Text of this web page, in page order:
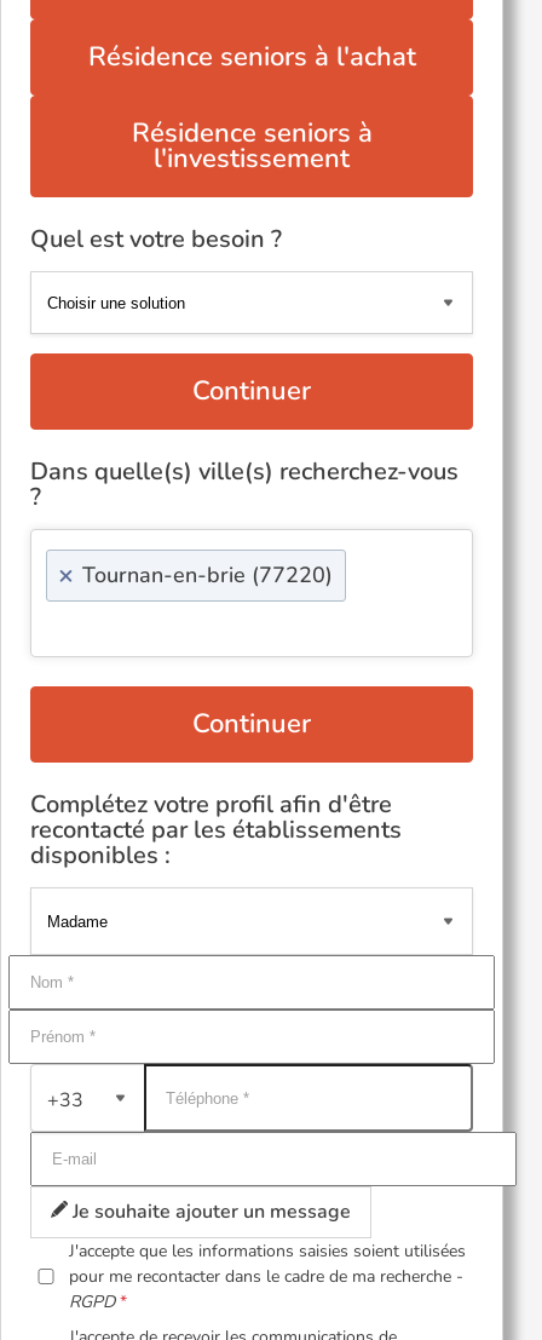
Résidence seniors à l'achat
Résidence seniors à
l'investissement
Quel est votre besoin ?
Continuer
Dans quelle(s) ville(s) recherchez-vous
?
× Tournan-en-brie (77220)
Continuer
Complétez votre profil afin d'être
recontacté par les établissements
disponibles :
+33
Je souhaite ajouter un message
J'accepte que les informations saisies soient utilisées
pour me recontacter dans le cadre de ma recherche -
RGPD